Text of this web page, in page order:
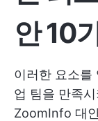
안 10
이러한 요소를
업 팀을 만족
ZoomInfo 대